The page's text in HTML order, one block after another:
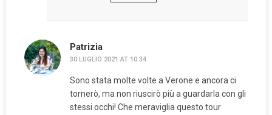
Patrizia
30 LUGLIO 2021 AT 10:34
Sono stata molte volte a Verone e ancora ci
tornerò, ma non riuscirò più a guardarla con gli
stessi occhi! Che meraviglia questo tour